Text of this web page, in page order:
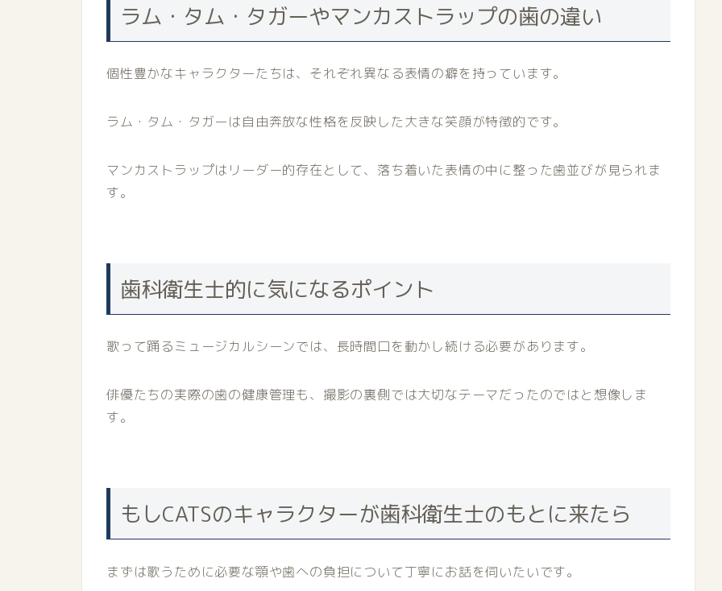
ラム・タム・タガーやマンカストラップの歯の違い
個性豊かなキャラクターたちは、それぞれ異なる表情の癖を持っています。
ラム・タム・タガーは自由奔放な性格を反映した大きな笑顔が特徴的です。
マンカストラップはリーダー的存在として、落ち着いた表情の中に整った歯並びが見られま
す。
歯科衛生士的に気になるポイント
歌って踊るミュージカルシーンでは、長時間口を動かし続ける必要があります。
俳優たちの実際の歯の健康管理も、撮影の裏側では大切なテーマだったのではと想像しま
す。
もしCATSのキャラクターが歯科衛生士のもとに来たら
まずは歌うために必要な顎や歯への負担について丁寧にお話を伺いたいです。